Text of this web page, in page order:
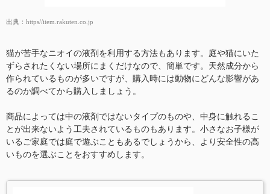
出典： https//item.rakuten.co.jp
猫が苦手なニオイの液剤を利用する方法もあります。庭や猫にいた
ずらされたくない場所にまくだけなので、簡単です。天然成分から
作られているものが多いですが、購入時には動物にどんな影響があ
るのか調べてから購入しましょう。
商品によっては中の液剤ではないタイプのものや、中身に触れるこ
とが出来ないよう工夫されているものもあります。小さなお子様が
いるご家庭では庭で遊ぶこともあるでしょうから、より安全性の高
いものを選ぶことをおすすめします。